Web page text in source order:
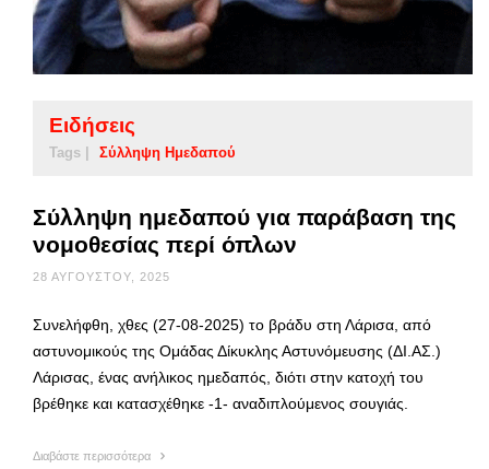
Ειδήσεις
Tags | Σύλληψη Ημεδαπού
Σύλληψη ημεδαπού για παράβαση της
νομοθεσίας περί όπλων
28 ΑΥΓΟΎΣΤΟΥ, 2025
Συνελήφθη, χθες (27-08-2025) το βράδυ στη Λάρισα, από
αστυνομικούς της Ομάδας Δίκυκλης Αστυνόμευσης (ΔΙ.ΑΣ.)
Λάρισας, ένας ανήλικος ημεδαπός, διότι στην κατοχή του
βρέθηκε και κατασχέθηκε -1- αναδιπλούμενος σουγιάς.
Διαβάστε περισσότερα